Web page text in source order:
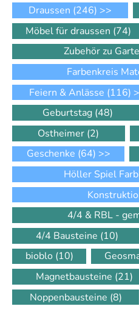
Draussen (246) >>
Möbel für draussen (74)
Zubehör zu
Farbenkreis
Feiern & Anlässe (116)
Geburtstag (48)
Ostheimer (2)
Geschenke (64) >>
Höller Spiel
4/4 & RBL -
4/4 Bausteine (10)
bioblo (10)
Magnetbausteine (21)
Noppenbausteine (8)